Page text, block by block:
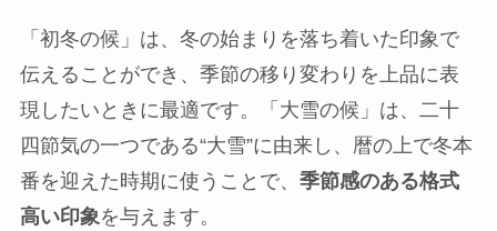
「初冬の候」は、冬の始まりを落ち着いた印象で
伝えることができ、季節の移り変わりを上品に表
現したいときに最適です。「大雪の候」は、二十
四節気の一つである“大雪”に由来し、暦の上で冬本
番を迎えた時期に使うことで、 季節感のある格式
高い印象 を与えます。